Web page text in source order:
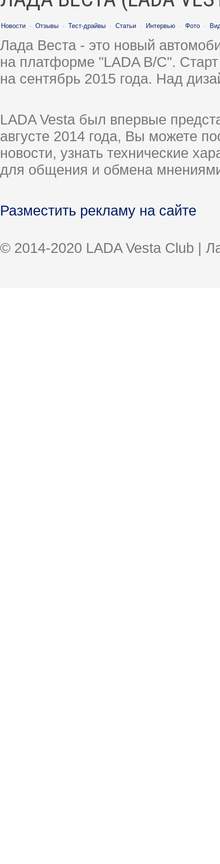
Новости · Отзывы · Тест-драйвы · Статьи · Интервью · Фото ·
Лада Веста - это новый
на платформе "LADA B/C".
на сентябрь 2015 года. Над
LADA Vesta был впервые
августе 2014 года, Вы можете
новости, узнать технические
для общения и обмена
Разместить рекламу на сайте
© 2014-2020 LADA Vesta Club |